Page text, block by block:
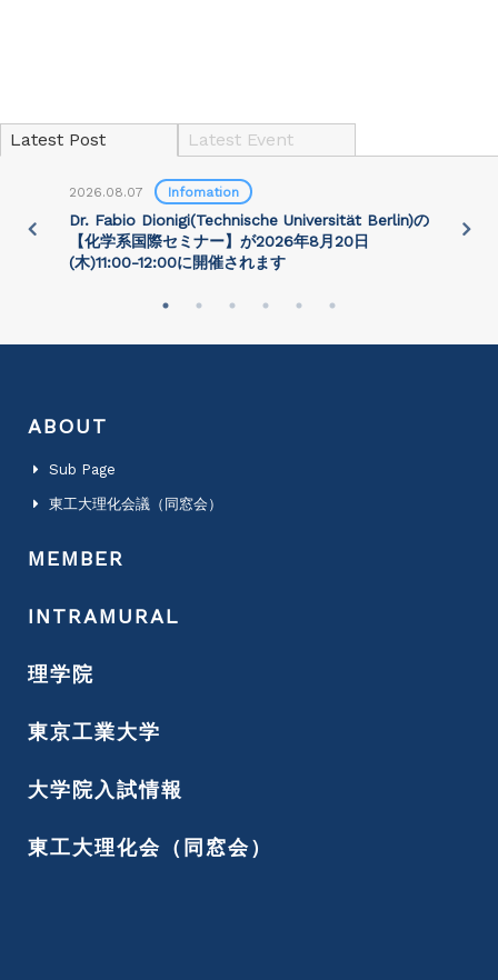
Latest Post Latest Event
2026.08.07 Infomation
Dr. Fabio Dionigi(Technische Universität Berlin)の
【化学系国際セミナー】が2026年8⽉20⽇
(⽊)11:00-12:00に開催されます
ABOUT
Sub Page
東工大理化会議（同窓会）
MEMBER
INTRAMURAL
理学院
東京工業大学
大学院入試情報
東工大理化会（同窓会）